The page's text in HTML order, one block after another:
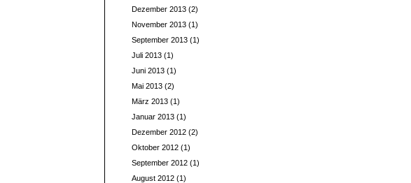
Dezember 2013(2)
November 2013(1)
September 2013(1)
Juli 2013(1)
Juni 2013(1)
Mai 2013(2)
März 2013(1)
Januar 2013(1)
Dezember 2012(2)
Oktober 2012(1)
September 2012(1)
August 2012(1)